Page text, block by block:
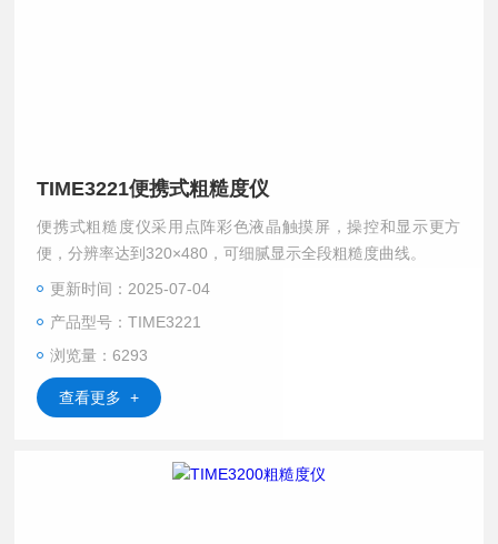
TIME3221便携式粗糙度仪
便携式粗糙度仪采用点阵彩色液晶触摸屏，操控和显示更方
便，分辨率达到320×480，可细腻显示全段粗糙度曲线。
更新时间：2025-07-04
产品型号：TIME3221
浏览量：6293
查看更多 +